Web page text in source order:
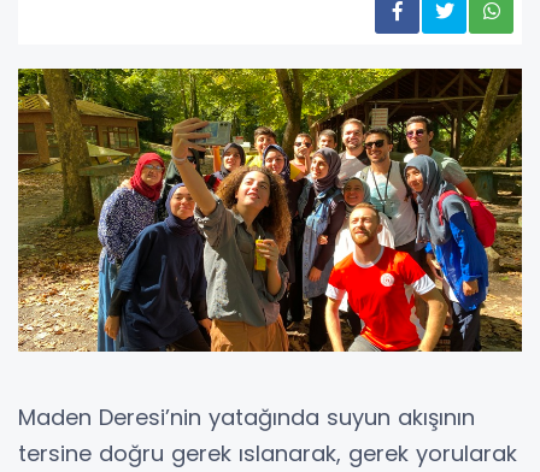
Maden Deresi’nin yatağında suyun akışının
tersine doğru gerek ıslanarak, gerek yorularak